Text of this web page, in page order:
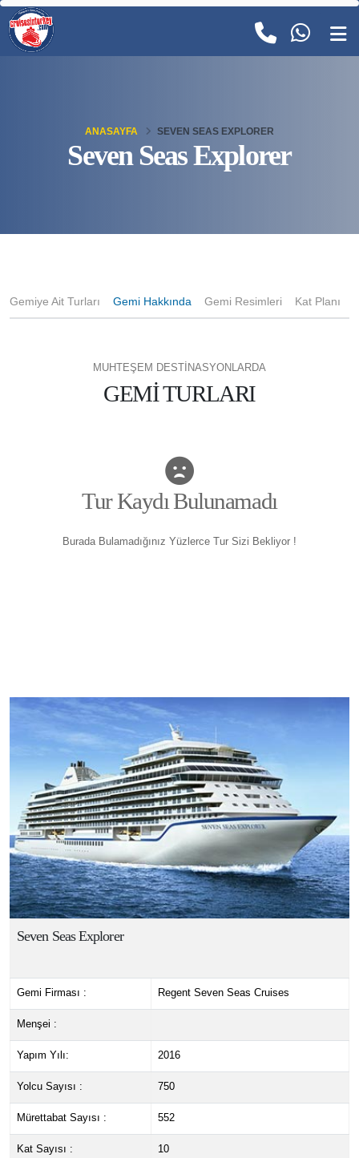
Seven Seas Explorer
ANASAYFA SEVEN SEAS EXPLORER
Gemiye Ait Turları Gemi Hakkında Gemi Resimleri Kat Planı
MUHTEŞEM DESTİNASYONLARDA
GEMİ TURLARI
Tur Kaydı Bulunamadı
Burada Bulamadığınız Yüzlerce Tur Sizi Bekliyor !
Seven Seas Explorer
Gemi Firması : Regent Seven Seas Cruises
Menşei :
Yapım Yılı: 2016
Yolcu Sayısı : 750
Mürettabat Sayısı : 552
Kat Sayısı : 10